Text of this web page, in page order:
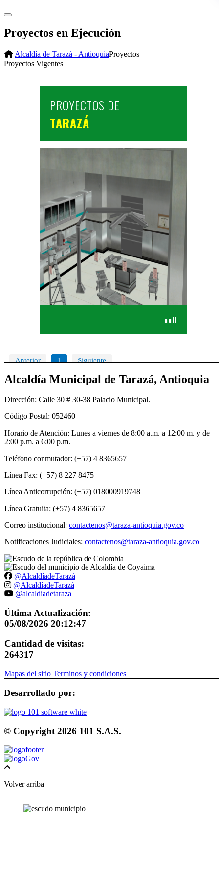
Proyectos en Ejecución
Alcaldía de Tarazá - AntioquiaProyectos
Proyectos Vigentes
Alcaldía Municipal de Tarazá, Antioquia
Dirección: Calle 30 # 30-38 Palacio Municipal.
Código Postal: 052460
Horario de Atención: Lunes a viernes de 8:00 a.m. a 12:00 m. y de
2:00 p.m. a 6:00 p.m.
Teléfono conmutador: (+57) 4 8365657
Línea Fax: (+57) 8 227 8475
Línea Anticorrupción: (+57) 018000919748
Línea Gratuita: (+57) 4 8365657
Correo institucional: contactenos@taraza-antioquia.gov.co
Notificaciones Judiciales: contactenos@taraza-antioquia.gov.co
@AlcaldíadeTarazá
@AlcaldíadeTarazá
@alcaldiadetaraza
Última Actualización:
05/08/2026 20:12:47
Cantidad de visitas:
264317
Mapas del sitio Terminos y condiciones
Desarrollado por:
© Copyright 2026 101 S.A.S.
Volver arriba